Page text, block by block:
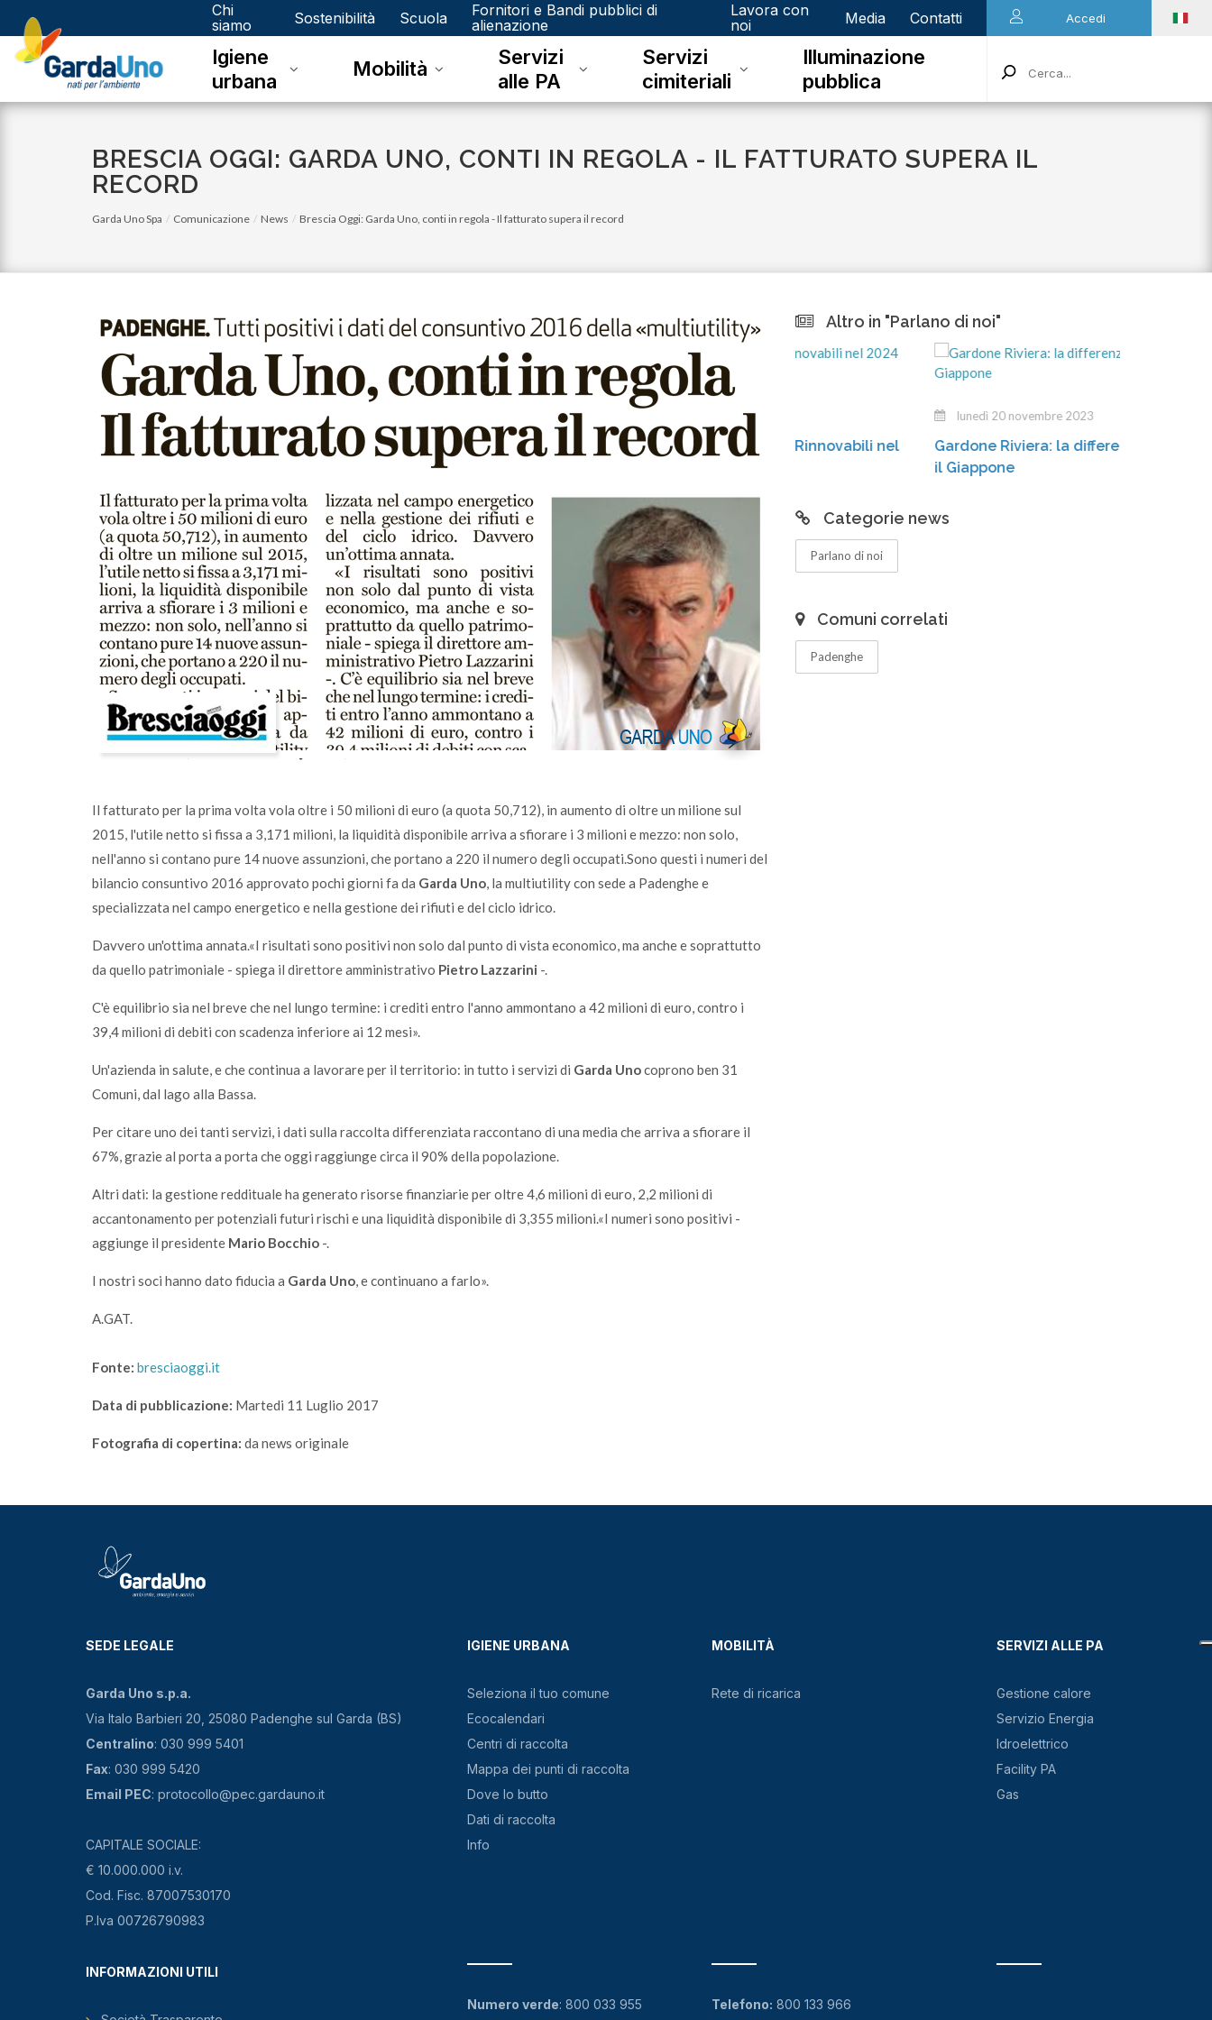
Gardauno
Spa
Chi
siamo
Sostenibilità Scuola
Fornitori e Bandi pubblici di
alienazione
Lavora con
noi
Media Contatti Accedi
Igiene
urbana
Mobilità
Servizi
alle PA
Servizi
cimiteriali
Illuminazione
pubblica
BRESCIA OGGI: GARDA UNO, CONTI IN REGOLA - IL FATTURATO SUPERA IL
RECORD
Garda Uno Spa Comunicazione News Brescia Oggi: Garda Uno, conti in regola - Il fatturato supera il record
Il fatturato per la prima volta vola oltre i 50 milioni di euro (a quota 50,712), in aumento di oltre un milione sul
2015, l'utile netto si fissa a 3,171 milioni, la liquidità disponibile arriva a sfiorare i 3 milioni e mezzo: non solo,
nell'anno si contano pure 14 nuove assunzioni, che portano a 220 il numero degli occupati.Sono questi i numeri del
bilancio consuntivo 2016 approvato pochi giorni fa da Garda Uno, la multiutility con sede a Padenghe e
specializzata nel campo energetico e nella gestione dei rifiuti e del ciclo idrico.
Davvero un'ottima annata.«I risultati sono positivi non solo dal punto di vista economico, ma anche e soprattutto
da quello patrimoniale - spiega il direttore amministrativo Pietro Lazzarini -.
C'è equilibrio sia nel breve che nel lungo termine: i crediti entro l'anno ammontano a 42 milioni di euro, contro i
39,4 milioni di debiti con scadenza inferiore ai 12 mesi».
Un'azienda in salute, e che continua a lavorare per il territorio: in tutto i servizi di Garda Unocoprono ben 31
Comuni, dal lago alla Bassa.
Per citare uno dei tanti servizi, i dati sulla raccolta differenziata raccontano di una media che arriva a sfiorare il
67%, grazie al porta a porta che oggi raggiunge circa il 90% della popolazione.
Altri dati: la gestione reddituale ha generato risorse finanziarie per oltre 4,6 milioni di euro, 2,2 milioni di
accantonamento per potenziali futuri rischi e una liquidità disponibile di 3,355 milioni.«I numeri sono positivi -
aggiunge il presidente Mario Bocchio -.
I nostri soci hanno dato fiducia a Garda Uno, e continuano a farlo».
A.GAT.
Fonte: bresciaoggi.it
Data di pubblicazione: Martedi 11 Luglio 2017
Fotografia di copertina: da news originale
Altro in "Parlano di noi"
lunedì 03 luglio 2023
A Salò la quota di differenziata ha raggiunto
lunedì 15 gennaio 2024
Video: Comunità Energetiche Rinnovabili nel
lunedì 20 novembre 2023
Gardone Riviera: la differenziata «conquista»
Categorie news
Parlano di noi
Comuni correlati
Padenghe
SEDE LEGALE
Garda Uno s.p.a.
Via Italo Barbieri 20, 25080 Padenghe sul Garda (BS)
Centralino: 030 999 5401
Fax: 030 999 5420
Email PEC: protocollo@pec.gardauno.it
CAPITALE SOCIALE:
€ 10.000.000 i.v.
Cod. Fisc. 87007530170
P.Iva 00726790983
IGIENE URBANA
Seleziona il tuo comune
Ecocalendari
Centri di raccolta
Mappa dei punti di raccolta
Dove lo butto
Dati di raccolta
Info
MOBILITÀ
Rete di ricarica
SERVIZI ALLE PA
Gestione calore
Servizio Energia
Idroelettrico
Facility PA
Gas
INFORMAZIONI UTILI
Numero verde:800 033 955 Telefono: 800 133 966